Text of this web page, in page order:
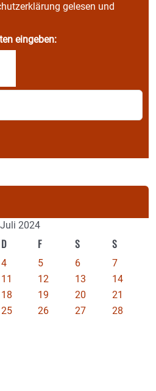
gelesen und
eingeben:
Juli 2024
D F S S
4 5 6
7
11 12 13
14
18 19 20
21
25 26 27
28